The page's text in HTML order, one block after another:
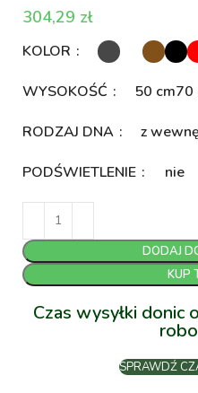
zł
KOLOR
WYSOKOŚĆ 50 cm70
RODZAJ DNA z
PODŚWIETLENIE nie
DODAJ
KUP
Czas wysyłki
SPRAWDŹ